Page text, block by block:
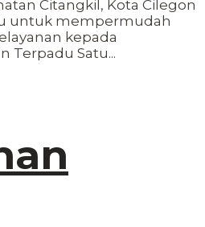
Citangkil, Kota Cilegon
untuk mempermudah
kepada
Terpadu Satu...